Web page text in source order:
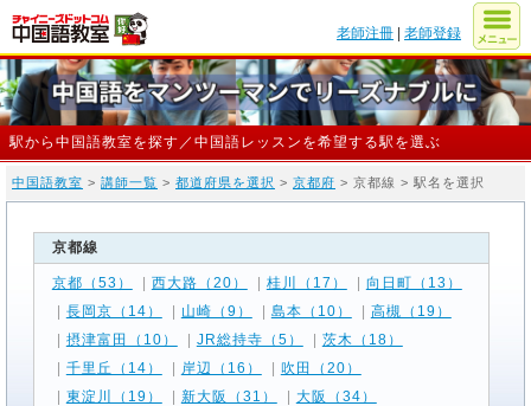
老師注冊 |老師登録
駅から中国語教室を探す／中国語レッスンを希望する駅を選ぶ
中国語教室 > 講師一覧 > 都道府県を選択 > 京都府 > 京都線 > 駅名を選択
京都線
京都（53） 西大路（20） 桂川（17）
向日町（13）
長岡京（14） 山崎（9） 島本（10）
高槻（19）
摂津富田（10） JR総持寺（5）
茨木（18）
千里丘（14） 岸辺（16）
吹田（20）
東淀川（19） 新大阪（31） 大阪（34）